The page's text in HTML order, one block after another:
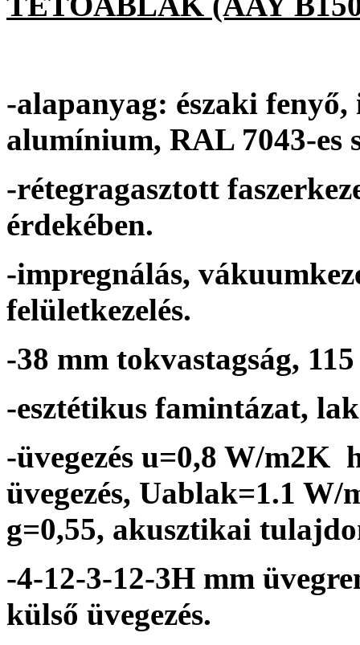
-alapanyag: északi
alumínium, RAL 7043-es
-rétegragasztott
érdekében.
-impregnálás,
felületkezelés.
-38 mm tokvastagság,
-esztétikus famintázat,
-üvegezés u=0,8 W/m2K
üvegezés, Uablak=1.1
g=0,55, akusztikai
-4-12-3-12-3H mm
külső üvegezés.